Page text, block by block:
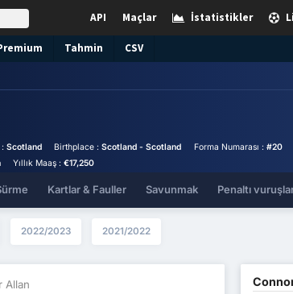
İstatistikler
Maçlar
API
Tahmin CSV
Scotland Birthplace :Scotland - Scotland Forma Numarası : #20
Yıllık Maaş :€17,250
Kartlar & Fauller Savunmak Penaltı
2022/2023 2021/2022
Allan